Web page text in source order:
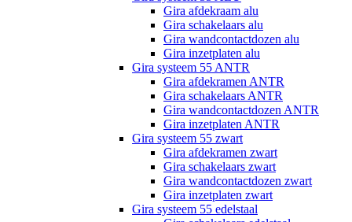
Gira afdekraam alu
Gira schakelaars alu
Gira wandcontactdozen alu
Gira inzetplaten alu
Gira systeem 55 ANTR
Gira afdekramen ANTR
Gira schakelaars ANTR
Gira wandcontactdozen ANTR
Gira inzetplaten ANTR
Gira systeem 55 zwart
Gira afdekramen zwart
Gira schakelaars zwart
Gira wandcontactdozen zwart
Gira inzetplaten zwart
Gira systeem 55 edelstaal